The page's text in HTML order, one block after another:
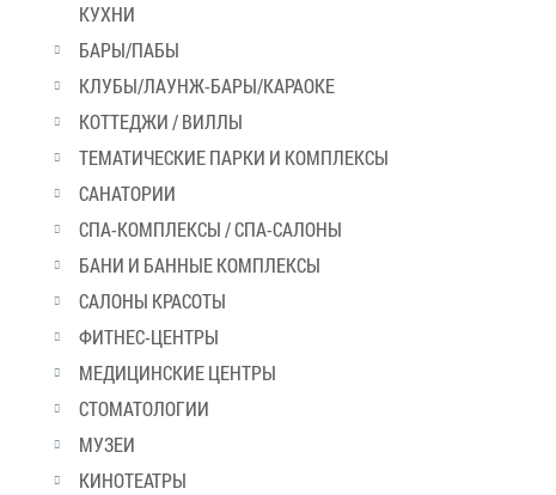
КУХНИ
БАРЫ/ПАБЫ
КЛУБЫ/ЛАУНЖ-БАРЫ/КАРАОКЕ
КОТТЕДЖИ / ВИЛЛЫ
ТЕМАТИЧЕСКИЕ ПАРКИ И КОМПЛЕКСЫ
САНАТОРИИ
СПА-КОМПЛЕКСЫ / СПА-САЛОНЫ
БАНИ И БАННЫЕ КОМПЛЕКСЫ
САЛОНЫ КРАСОТЫ
ФИТНЕС-ЦЕНТРЫ
МЕДИЦИНСКИЕ ЦЕНТРЫ
СТОМАТОЛОГИИ
МУЗЕИ
КИНОТЕАТРЫ